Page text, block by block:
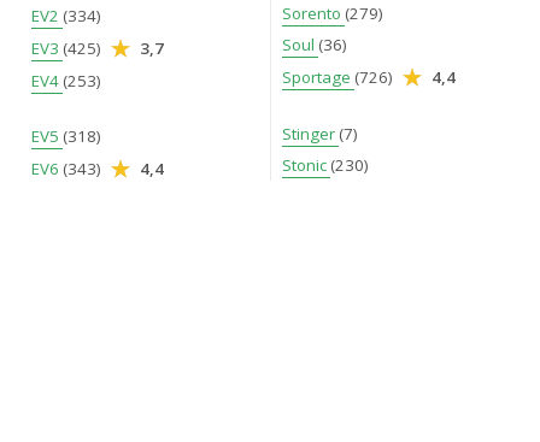
EV2 (334)
EV3 (425)
3,7
EV4 (253)
EV5 (318)
EV6 (343)
4,4
Sorento (279)
Soul (36)
Sportage (726) 4,4
Stinger (7)
Stonic (230)